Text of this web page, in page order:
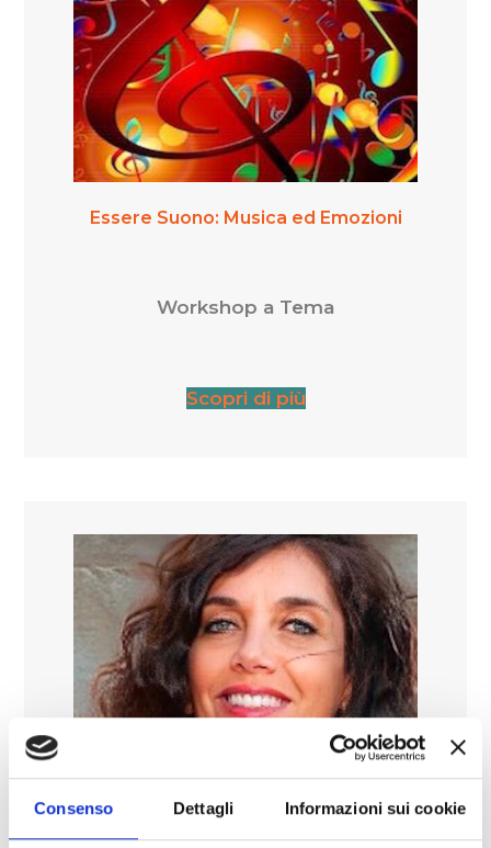
Consenso Dettagli Informazioni sui cookie
Essere Suono: Musica ed Emozioni
Workshop a Tema
Scopri di più
Il conflitto è vita! La funzione e la